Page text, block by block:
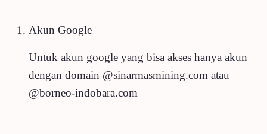
Akun Google
Untuk akun google yang bisa akses hanya akun
dengan domain @sinarmasmining.com atau
@borneo-indobara.com